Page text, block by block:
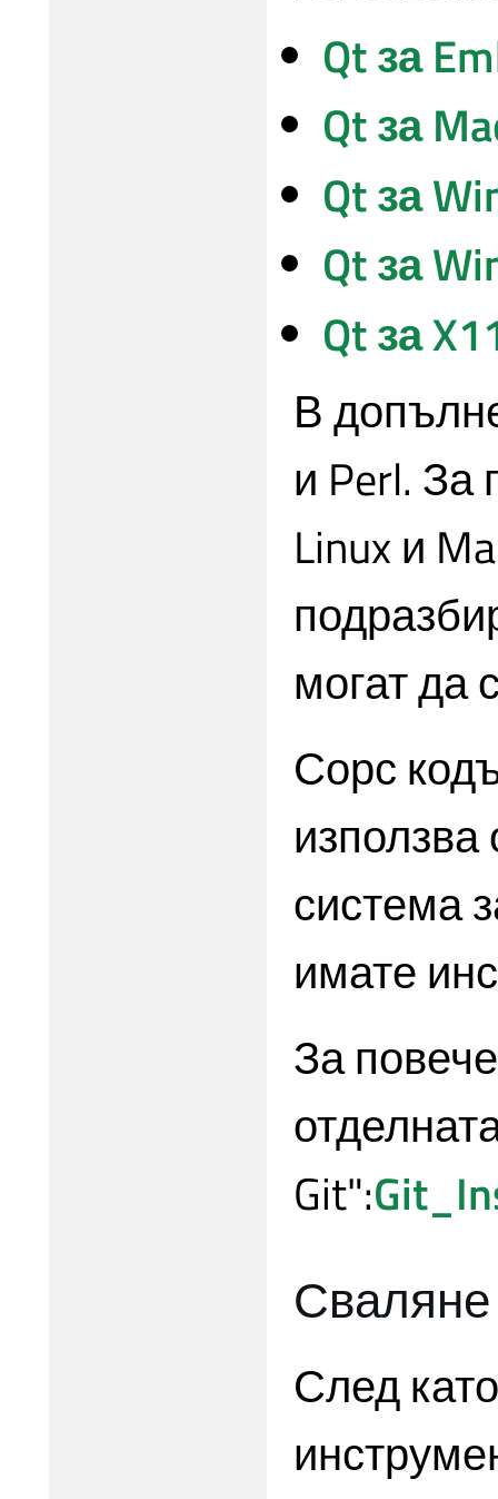
Qt за
Qt за
Qt за
Qt за
Qt за
В
и Perl. За
Linux и
могат да
Сорс
използва
система
имате
За
Git":
След